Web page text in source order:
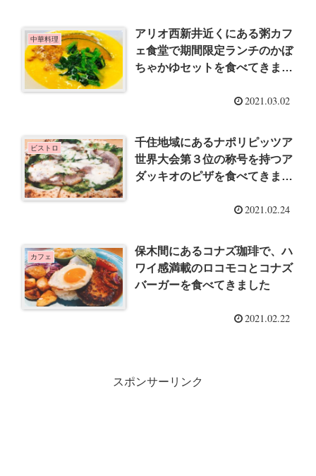
中華料理
アリオ西新井近くにある粥カフ
ェ食堂で期間限定ランチのかぼ
ちゃかゆセットを食べてきまし
2021.03.02
ビストロ
千住地域にあるナポリピッツア
世界大会第３位の称号を持つア
ダッキオのピザを食べてきまし
2021.02.24
カフェ
保木間にあるコナズ珈琲で、ハ
ワイ感満載のロコモコとコナズ
バーガーを食べてきました
2021.02.22
スポンサーリンク